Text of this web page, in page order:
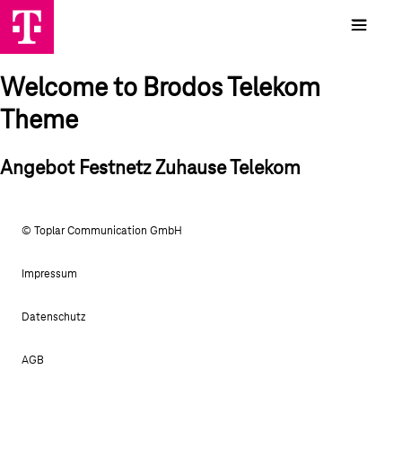
Welcome to Brodos Telekom
Theme
Angebot Festnetz Zuhause Telekom
© Toplar Communication GmbH
Impressum
Datenschutz
AGB